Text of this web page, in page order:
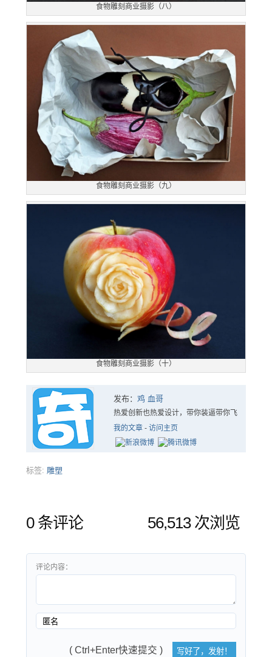
食物雕刻商业摄影（八）
食物雕刻商业摄影（九）
食物雕刻商业摄影（十）
发布： 鸡 血哥
热爱创新也热爱设计，带你装逼带你飞
我的文章- 访问主页
标签: 雕塑
0 条评论 56,513 次浏览
评论内容：
( Ctrl+Enter快速提交 )